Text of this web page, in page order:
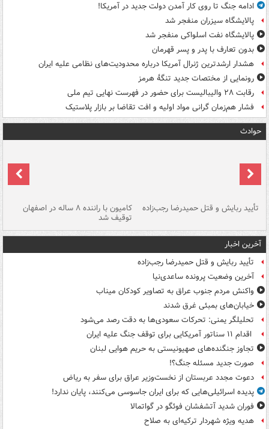
ادامه جنگ تا روی کار آمدن دولت جدید در آمریکا!
پالایشگاه سیزران منفجر شد
پالایشگاه نفت اسلواکی منفجر شد
بدون تعارف با پدر و پسر قهرمان
هشدار ارشدترین ژنرال آمریکا درباره محدودیت‌های نظامی علیه ایران
رونمایی از مختصات جدید تنگۀ هرمز
رقابت ۲۸ والیبالیست برای حضور در فهرست نهایی تیم ملی
فشار هم‌زمان گرانی مواد اولیه و افت تقاضا بر بازار پلاستیک
حوادث
تأیید ربایش و قتل حمیدرضا رجب‌زاده کامیون با راننده ۸ ساله در اصفهان
توقیف شد
آخرین اخبار
تأیید ربایش و قتل حمیدرضا رجب‌زاده
آخرین وضعیت پرونده ساعدی‌نیا
واکنش مردم جنوب عراق به تصاویر کودکان میناب
خیابان‌های بمبئی غرق شدند
تحلیلگر یمنی: تحرکات سعودی‌ها به دقت رصد می‌شود
اقدام ۱۱ سناتور آمریکایی برای توقف جنگ علیه ایران
تجاوز جنگنده‌های صهیونیستی به حریم هوایی لبنان
صورت جدید مسئله جنگ؟!
دعوت مجدد عربستان از نخست‌وزیر عراق برای سفر به ریاض
پدیده اسرائیلی‌هایی که برای ایران جاسوسی می‌کنند، پایان ندارد!
فوران شدید آتشفشان فوئگو در گواتمالا
هدیه ویژه شهردار ترکیه‌ای به صلاح